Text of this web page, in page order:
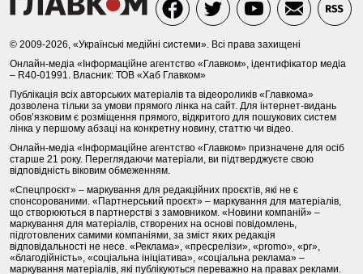
© 2009-2026, «Українські медійні системи». Всі права захищені
Онлайн-медіа «Інформаційне агентство «Главком», ідентифікатор медіа
– R40-01991. Власник: ТОВ «Хаб Главком»
Публікація всіх авторських матеріалів та відеороликів «Главкома»
дозволена тільки за умови прямого лінка на сайт. Для інтернет-видань
обов’язковим є розміщення прямого, відкритого для пошукових систем
лінка у першому абзаці на конкретну новину, статтю чи відео.
Онлайн-медіа «Інформаційне агентство «Главком» призначене для осіб
старше 21 року. Переглядаючи матеріали, ви підтверджуєте свою
відповідність віковим обмеженням.
«Спецпроєкт» – маркування для редакційних проєктів, які не є
спонсорованими. «Партнерський проєкт» – маркування для матеріалів,
що створюються в партнерстві з замовником. «Новини компаній» –
маркування для матеріалів, створених на основі повідомлень,
підготовлених самими компаніями, за зміст яких редакція
відповідальності не несе. «Реклама», «пресрелізи», «promo», «pr»,
«благодійність», «соціальна ініціатива», «соціальна реклама» –
маркування матеріалів, які публікуються переважно на правах реклами.